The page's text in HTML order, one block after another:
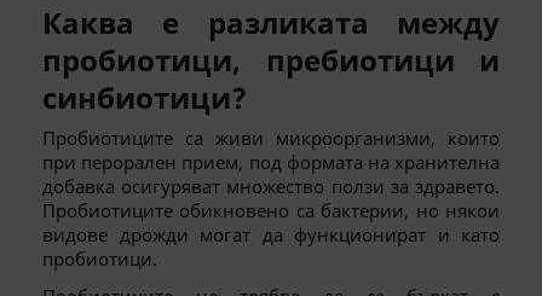
Каква е разликата между
пробиотици, пребиотици и
синбиотици?
Пробиотиците са живи микроорганизми, които
при перорален прием, под формата на хранителна
добавка осигуряват множество ползи за здравето.
Пробиотиците обикновено са бактерии, но някои
видове дрожди могат да функционират и като
пробиотици.